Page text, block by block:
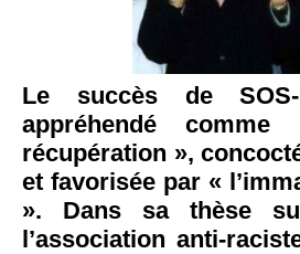
Le succès de SOS-
appréhendé
récupération »,
et favorisée par «
». Dans sa thèse
l’association anti-